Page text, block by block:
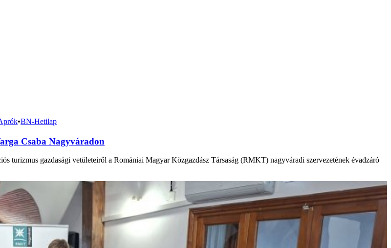
•BN-Hetilap
Csaba Nagyváradon
turizmus gazdasági vetületeiről a Romániai Magyar Közgazdász Társaság (RMKT) nagyváradi szervezetének évadzáró